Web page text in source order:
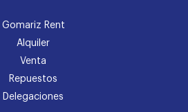
Gomariz Rent
Alquiler
Venta
Repuestos
Delegaciones